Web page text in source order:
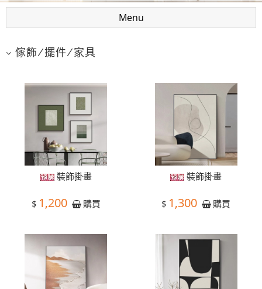
Menu
傢飾/擺件/家具
裝飾掛畫
$ 1,200 購買
裝飾掛畫
$ 1,300 購買